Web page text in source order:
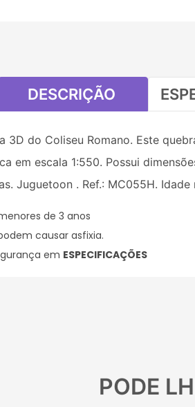
DESCRIÇÃO
3D do Coliseu Romano. Este
em escala 1:550. Possui
Juguetoon . Ref.: MC055H.
de 3 anos
causar asfixia.
em ESPECIFICAÇÕES
PODE